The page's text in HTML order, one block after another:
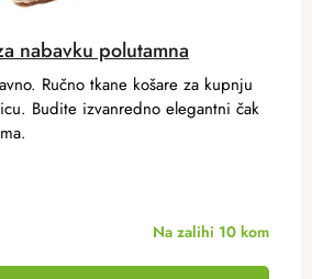
nabavku polutamna
Na zalihi 10 kom
Ručno tkane košare za kupnju
Budite izvanredno elegantni čak